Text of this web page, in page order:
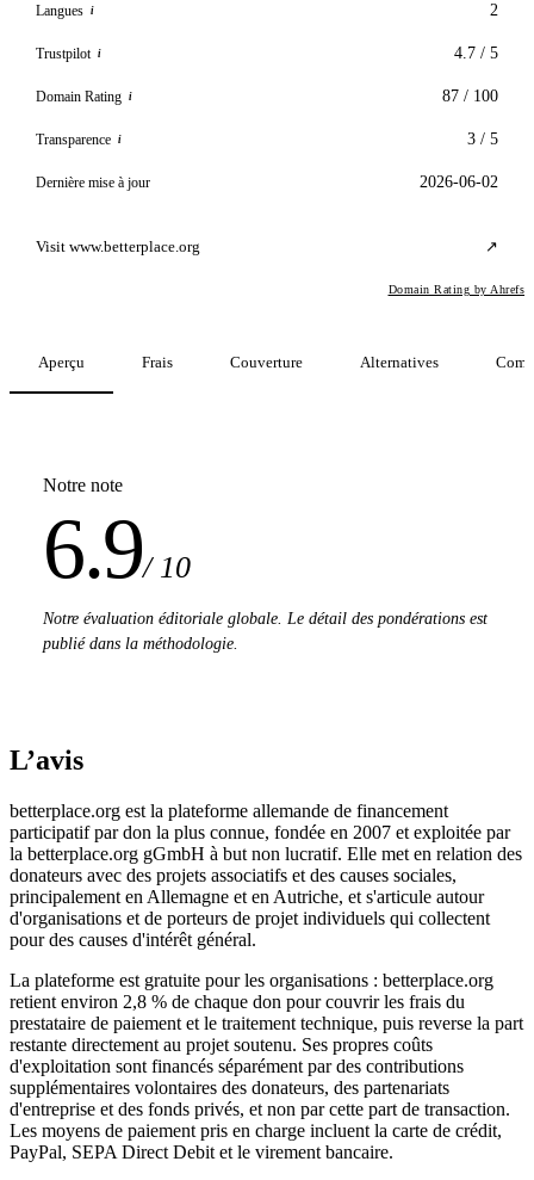
Langues i 2
Trustpilot i 4.7 / 5
Domain Rating i 87 / 100
Transparence i 3 / 5
Dernière mise à jour 2026-06-02
Visit www.betterplace.org ↗
Domain Rating by Ahrefs
Aperçu Frais Couverture Alternatives
Notre note
6.9/ 10
Notre évaluation éditoriale globale. Le détail des pondérations est
publié dans la méthodologie.
L’avis
betterplace.org est la plateforme allemande de financement
participatif par don la plus connue, fondée en 2007 et exploitée par
la betterplace.org gGmbH à but non lucratif. Elle met en relation des
donateurs avec des projets associatifs et des causes sociales,
principalement en Allemagne et en Autriche, et s'articule autour
d'organisations et de porteurs de projet individuels qui collectent
pour des causes d'intérêt général.
La plateforme est gratuite pour les organisations : betterplace.org
retient environ 2,8 % de chaque don pour couvrir les frais du
prestataire de paiement et le traitement technique, puis reverse la part
restante directement au projet soutenu. Ses propres coûts
d'exploitation sont financés séparément par des contributions
supplémentaires volontaires des donateurs, des partenariats
d'entreprise et des fonds privés, et non par cette part de transaction.
Les moyens de paiement pris en charge incluent la carte de crédit,
PayPal, SEPA Direct Debit et le virement bancaire.